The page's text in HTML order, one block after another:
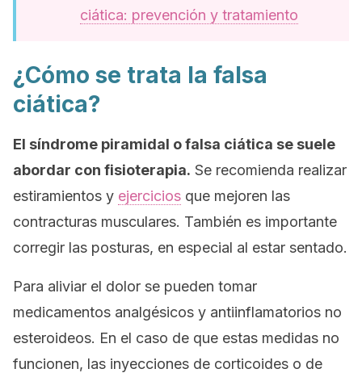
ciática: prevención y tratamiento
¿Cómo se trata la falsa
ciática?
El síndrome piramidal o falsa ciática se suele
abordar con fisioterapia. Se recomienda realizar
estiramientos y ejercicios que mejoren las
contracturas musculares. También es importante
corregir las posturas, en especial al estar sentado.
Para aliviar el dolor se pueden tomar
medicamentos analgésicos y antiinflamatorios no
esteroideos. En el caso de que estas medidas no
funcionen, las inyecciones de corticoides o de